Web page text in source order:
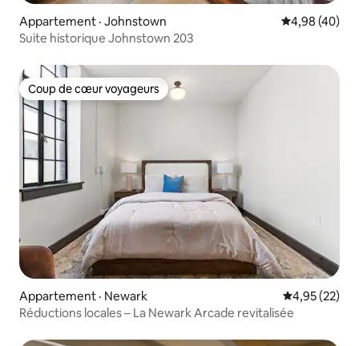
Appartement · Johnstown Note
4,98 (40)
Suite historique Johnstown 203
Coup de cœur voyageurs
Coup de cœur voyageurs
Appartement · Newark Note
4,95 (22)
Réductions locales – La Newark Arcade revitalisée